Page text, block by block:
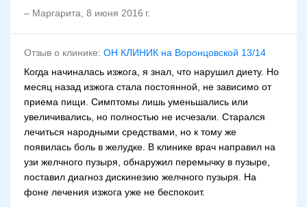
– Маргарита, 8 июня 2016 г.
Отзыв о клинике: ОН КЛИНИК на Воронцовской 13/14
Когда начиналась изжога, я знал, что нарушил диету. Но
месяц назад изжога стала постоянной, не зависимо от
приема пищи. Симптомы лишь уменьшались или
увеличивались, но полностью не исчезали. Старался
лечиться народными средствами, но к тому же
появилась боль в желудке. В клинике врач направил на
узи желчного пузыря, обнаружил перемычку в пузыре,
поставил диагноз дискинезию желчного пузыря. На
фоне лечения изжога уже не беспокоит.